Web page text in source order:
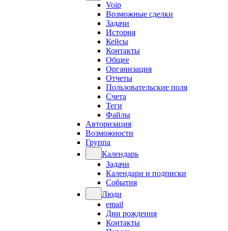
Voip
Возможные сделки
Задачи
История
Кейсы
Контакты
Общее
Организация
Отчеты
Пользовательские поля
Счета
Теги
Файлы
Авторизация
Возможности
Группа
Календарь
Задачи
Календари и подписки
События
Люди
email
Дни рождения
Контакты